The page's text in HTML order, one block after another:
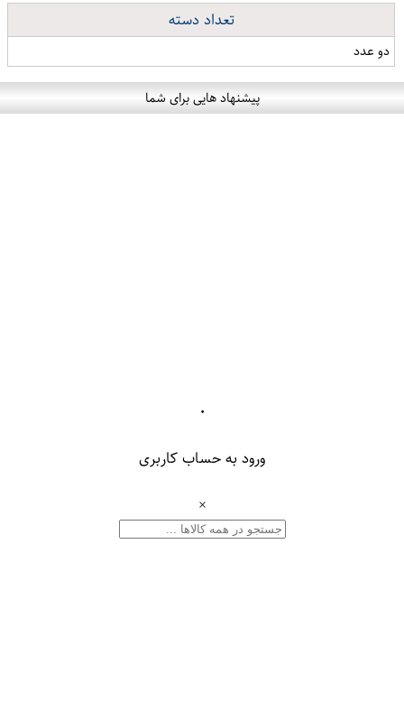
تعداد دسته
دو عدد
پیشنهاد هایی برای شما
۰
ورود به حساب کاربری
×